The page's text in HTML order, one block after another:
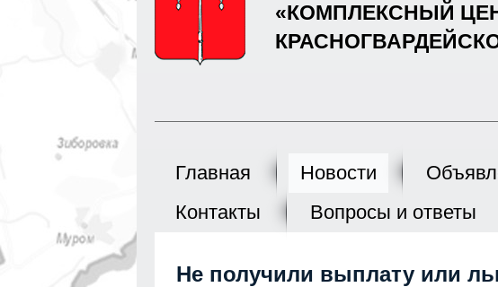
«КОМПЛЕКСНЫЙ
Главная Новости
Контакты
Вопросы и ответы
Не получили выплату или